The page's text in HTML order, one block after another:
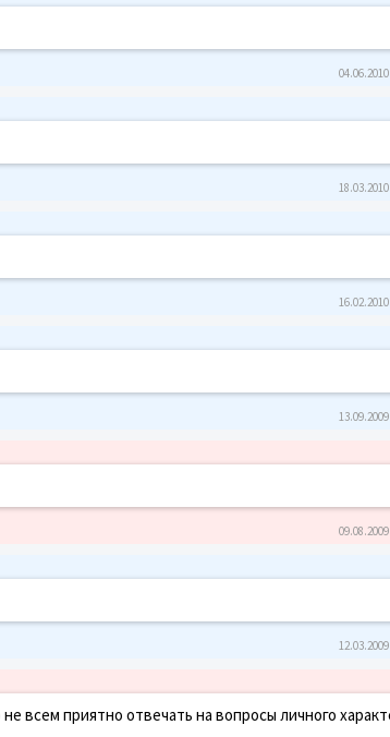
всем приятно отвечать на вопросы личного